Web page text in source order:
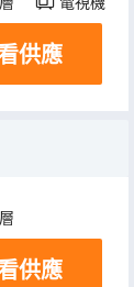
供應
供應